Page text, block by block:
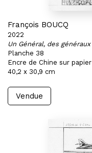
François BOUCQ
2022
Un Général, des généraux
Planche 38
Encre de Chine sur papier
40,2 x 30,9 cm
Vendue